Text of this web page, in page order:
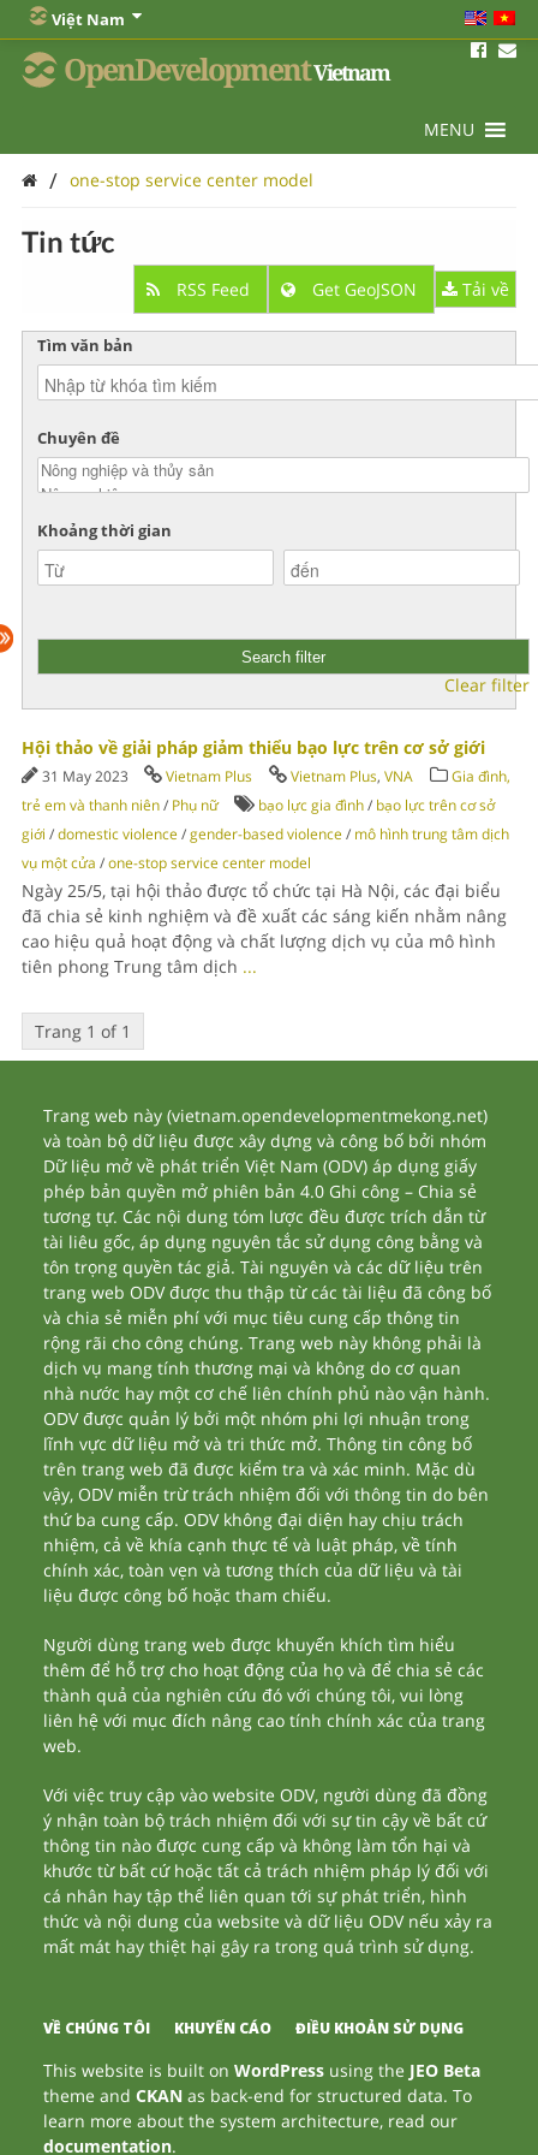
Việt Nam
OpenDevelopmentVietnam
MENU
/ one-stop service center model
Tin tức
RSS Feed Get GeoJSON Tải về
Tìm văn bản
Chuyên đề
Khoảng thời gian
Clear filter
Hội thảo về giải pháp giảm thiểu bạo lực trên cơ sở giới
31 May 2023 Vietnam Plus Vietnam Plus, VNA
Gia đình,
trẻ em và thanh niên/ Phụ nữ bạo lực gia đình/ bạo lực trên cơ sở
giới /domestic violence/gender-based violence/ mô hình trung tâm dịch
vụ một cửa /one-stop service center model
Ngày 25/5, tại hội thảo được tổ chức tại Hà Nội, các đại biểu
đã chia sẻ kinh nghiệm và đề xuất các sáng kiến nhằm nâng
cao hiệu quả hoạt động và chất lượng dịch vụ của mô hình
tiên phong Trung tâm dịch ...
Trang 1 of 1
Trang web này (vietnam.opendevelopmentmekong.net)
và toàn bộ dữ liệu được xây dựng và công bố bởi nhóm
Dữ liệu mở về phát triển Việt Nam (ODV) áp dụng giấy
phép bản quyền mở phiên bản 4.0 Ghi công – Chia sẻ
tương tự. Các nội dung tóm lược đều được trích dẫn từ
tài liêu gốc, áp dụng nguyên tắc sử dụng công bằng và
tôn trọng quyền tác giả. Tài nguyên và các dữ liệu trên
trang web ODV được thu thập từ các tài liệu đã công bố
và chia sẻ miễn phí với mục tiêu cung cấp thông tin
rộng rãi cho công chúng. Trang web này không phải là
dịch vụ mang tính thương mại và không do cơ quan
nhà nước hay một cơ chế liên chính phủ nào vận hành.
ODV được quản lý bởi một nhóm phi lợi nhuận trong
lĩnh vực dữ liệu mở và tri thức mở. Thông tin công bố
trên trang web đã được kiểm tra và xác minh. Mặc dù
vậy, ODV miễn trừ trách nhiệm đối với thông tin do bên
thứ ba cung cấp. ODV không đại diện hay chịu trách
nhiệm, cả về khía cạnh thực tế và luật pháp, về tính
chính xác, toàn vẹn và tương thích của dữ liệu và tài
liệu được công bố hoặc tham chiếu.
Người dùng trang web được khuyến khích tìm hiểu
thêm để hỗ trợ cho hoạt động của họ và để chia sẻ các
thành quả của nghiên cứu đó với chúng tôi, vui lòng
liên hệ với mục đích nâng cao tính chính xác của trang
web.
Với việc truy cập vào website ODV, người dùng đã đồng
ý nhận toàn bộ trách nhiệm đối với sự tin cậy về bất cứ
thông tin nào được cung cấp và không làm tổn hại và
khước từ bất cứ hoặc tất cả trách nhiệm pháp lý đối với
cá nhân hay tập thể liên quan tới sự phát triển, hình
thức và nội dung của website và dữ liệu ODV nếu xảy ra
mất mát hay thiệt hại gây ra trong quá trình sử dụng.
VỀ CHÚNG TÔI KHUYẾN CÁO ĐIỀU KHOẢN SỬ DỤNG
This website is built onWordPress using the JEO Beta
theme andCKAN as back-end for structured data. To
learn more about the system architecture, read our
documentation.